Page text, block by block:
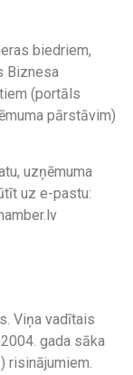
biedriem,
Biznesa
(portāls
pārstāvim)
uzņēmuma
uz e-pastu:
Viņa vadītais
gada sāka
risinājumiem.